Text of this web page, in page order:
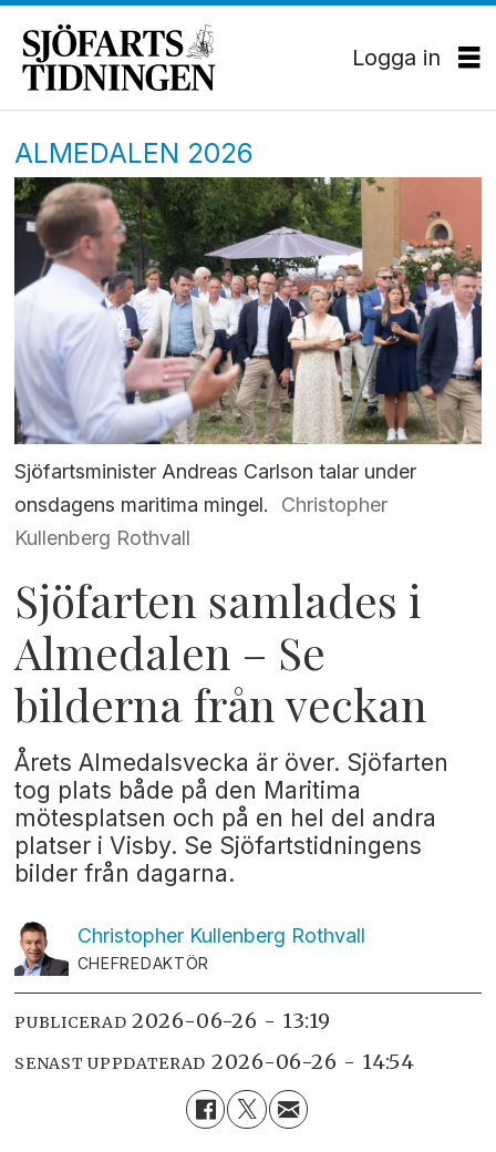
Logga in
ALMEDALEN 2026
Sjöfartsminister Andreas Carlson talar under
onsdagens maritima mingel.
Christopher
Kullenberg Rothvall
Sjöfarten samlades i
Almedalen – Se
bilderna från veckan
Årets Almedalsvecka är över. Sjöfarten
tog plats både på den Maritima
mötesplatsen och på en hel del andra
platser i Visby. Se Sjöfartstidningens
bilder från dagarna.
Christopher Kullenberg Rothvall
CHEFREDAKTÖR
PUBLICERAD 2026-06-26 - 13:19
SENAST UPPDATERAD 2026-06-26 - 14:54